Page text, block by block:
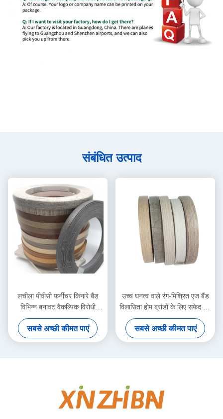
संबंधित उत्पाद
लचीला पीवीसी फर्नीचर किनारे बैंड
विभिन्न बनावट वैकल्पिक विरोधी
टक्कर जलरोधी पैनल सीलिंग किनारे
टेप
सबसे अच्छी कीमत पाएं
उच्च घनत्व वाले रंग-मिश्रित एज बैंड
विलासिता होम ब्रांडों के लिए सफेद एज
बैंडिंग सहकारी मॉडल
सबसे अच्छी कीमत पाएं